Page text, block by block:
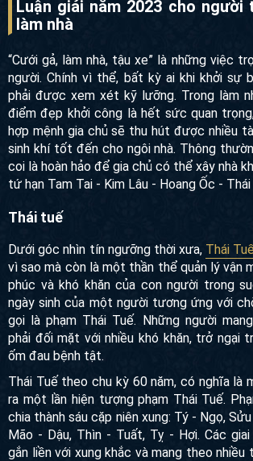
Luận giải năm 2023 cho người
làm nhà
“Cưới gả, làm nhà, tậu xe” là những việc
người. Chính vì thể, bất kỳ ai khi khởi sự
phải được xem xét kỹ lưỡng. Trong làm
điểm đẹp khởi công là hết sức quan
hợp mệnh gia chủ sẽ thu hút được nhiều
sinh khí tốt đến cho ngôi nhà. Thông
coi là hoàn hảo để gia chủ có thể xây nhà
tứ hạn Tam Tai - Kim Lâu - Hoang Ốc - Thái
Thái tuế
Dưới góc nhìn tín ngưỡng thời xưa, Thái
vì sao mà còn là một thần thể quản lý vận
phúc và khó khăn của con người trong
ngày sinh của một người tương ứng với
gọi là phạm Thái Tuế. Những người
phải đối mặt với nhiều khó khăn, trở ngại
ốm đau bệnh tật.
Thái Tuế theo chu kỳ 60 năm, có nghĩa là
ra một lần hiện tượng phạm Thái Tuế.
chia thành sáu cặp niên xung: Tý - Ngọ,
Mão - Dậu, Thìn - Tuất, Tỵ - Hợi. Các
gắn liền với xung khắc và mang theo